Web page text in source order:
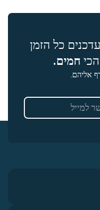
כל הזמן
חמים.
אליהם.